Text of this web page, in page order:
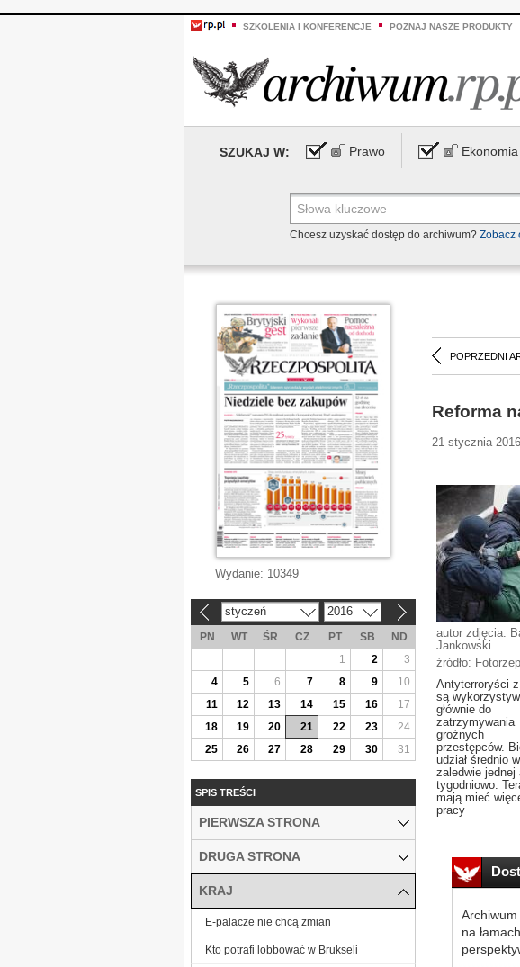
SZKOLENIA I KONFERENCJE POZNAJ NASZE PRODUKTY
SZUKAJ W: Prawo
Chcesz uzyskać dostęp do archiwum? Zobacz
POPRZEDNI
Reforma
21 stycznia
autor zdjęcia:
Jankowski
źródło:
Antyterroryści
są
głównie do
zatrzymywania
groźnych
przestępców.
udział średnio w
zaledwie jednej
tygodniowo.
mają mieć
pracy
na
Wydanie: 10349
styczeń 2016
PN WT ŚR CZ PT SB
ND
1
2
3
4
5 6 7 8 9
10
11
12 13 14 15 16
17
18
19 20 21 22 23
24
25
26 27 28 29 30 31
SPIS TREŚCI
PIERWSZA STRONA
DRUGA STRONA
KRAJ
E-palacze nie chcą zmian
Kto potrafi lobbować w Brukseli